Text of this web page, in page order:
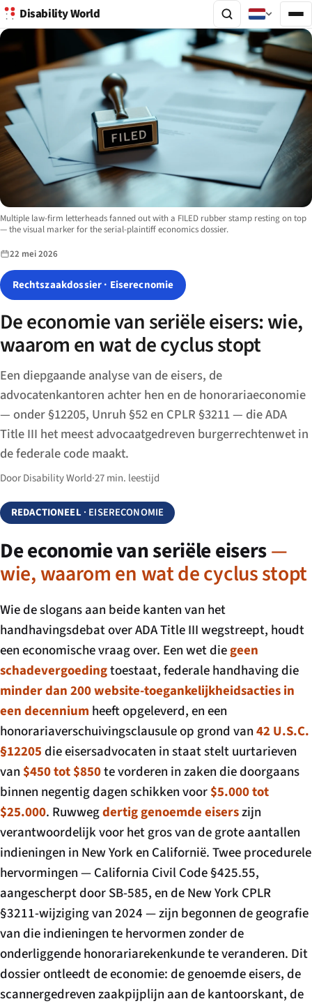
Disability World
Image description:
Multiple law-firm letterheads fanned out with a FILED rubber stamp resting on top
— the visual marker for the serial-plaintiff economics dossier.
22 mei 2026
Rechtszaakdossier · Eiserecnomie
De economie van seriële eisers: wie,
waarom en wat de cyclus stopt
Een diepgaande analyse van de eisers, de
advocatenkantoren achter hen en de honorariaeconomie
— onder §12205, Unruh §52 en CPLR §3211 — die ADA
Title III het meest advocaatgedreven burgerrechtenwet in
de federale code maakt.
Door Disability World·27 min. leestijd
REDACTIONEEL · EISERECONOMIE
De economie van seriële eisers—
wie, waarom en wat de cyclus stopt
Wie de slogans aan beide kanten van het
handhavingsdebat over ADA Title III wegstreept, houdt
een economische vraag over. Een wet diegeen
schadevergoedingtoestaat, federale handhaving die
minder dan 200 website-toegankelijkheidsacties in
een decennium heeft opgeleverd, en een
honorariaverschuivingsclausule op grond van42 U.S.C.
§12205die eisersadvocaten in staat stelt uurtarieven
van $450 tot $850te vorderen in zaken die doorgaans
binnen negentig dagen schikken voor$5.000 tot
$25.000. Ruwwegdertig genoemde eiserszijn
verantwoordelijk voor het gros van de grote aantallen
indieningen in New York en Californië. Twee procedurele
hervormingen — California Civil Code §425.55,
aangescherpt door SB-585, en de New York CPLR
§3211-wijziging van 2024 — zijn begonnen de geografie
van die indieningen te hervormen zonder de
onderliggende honorariarekenkunde te veranderen. Dit
dossier ontleedt de economie: de genoemde eisers, de
scannergedreven zaakpijplijn aan de kantoorskant, de